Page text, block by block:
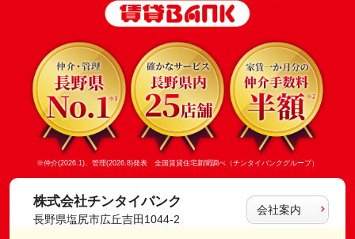
※仲介(2026.1)、管理(2026.8)発表 全国賃貸住宅新聞調べ（チンタイバンクグループ）
株式会社チンタイバンク
長野県塩尻市広丘吉田1044-2
会社案内